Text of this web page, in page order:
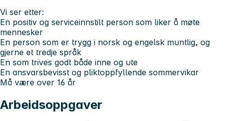
Vi ser etter:
En positiv og serviceinnstilt person som liker å møte
mennesker
En person som er trygg i norsk og engelsk muntlig, og
gjerne et tredje språk
En som trives godt både inne og ute
En ansvarsbevisst og pliktoppfyllende sommervikar
Må være over 16 år
Arbeidsoppgaver